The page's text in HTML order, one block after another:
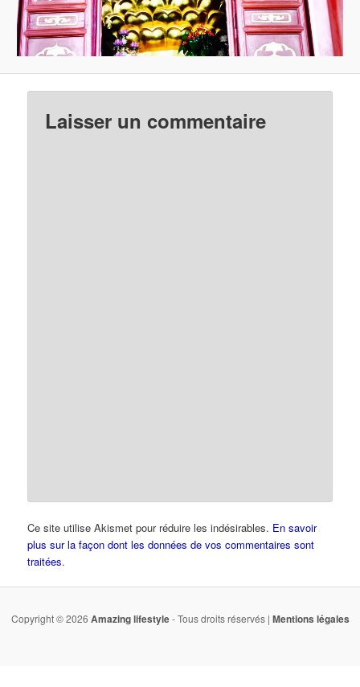
Laisser un commentaire
Ce site utilise Akismet pour réduire les indésirables. En savoir
plus sur la façon dont les données de vos commentaires sont
traitées.
Copyright © 2026 Amazing lifestyle- Tous droits réservés | Mentions légales